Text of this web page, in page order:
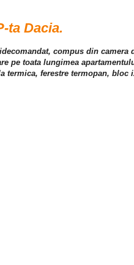
ta Dacia.
compus din
pe toata lungimea
ferestre termopan, bloc